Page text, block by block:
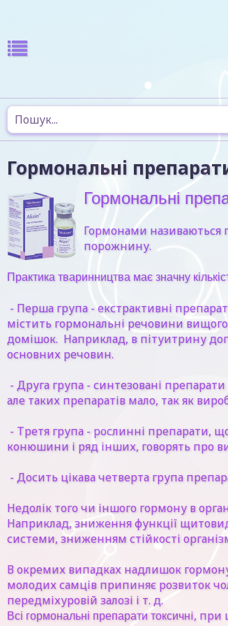
Гормональні
Гормональні
Гормонами називаються
порожнину.
Практика тваринництва має значну
- Перша група - екстрактивні
містить гормональні речовини
домішок. Наприклад, в пітуитрину
основних речовин.
- Друга група - синтезовані
але таких препаратів мало, так як
- Третя група - рослинні препарати,
конюшини і ряд інших, говорять про
- Досить цікава четверта група
Недолік того чи іншого гормону в
Наприклад, зниження функції
системи, зниженням стійкості
В окремих випадках надлишок
молодих самців припиняє розвиток
передміхуровій залозі і т. д.
Всі гормональні препарати токсичні, при